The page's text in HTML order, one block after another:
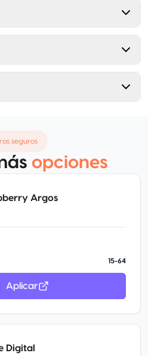
seguros
opciones
Argos
15-64
Aplicar
Digital